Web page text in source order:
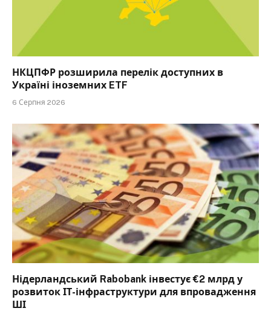
НКЦПФР розширила перелік доступних в
Україні іноземних ETF
6 Серпня 2026
Нідерландський Rabobank інвестує €2 млрд у
розвиток ІТ-інфраструктури для впровадження
ШІ